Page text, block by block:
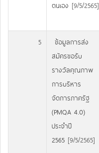
ตนเอง [9/5/2565]
5
ข้อมูลการส่ง
สมัครขอรับ
รางวัลคุณภาพ
การบริหาร
จัดการภาครัฐ
(PMQA 4.0)
ประจำปี
2565 [9/5/2565]